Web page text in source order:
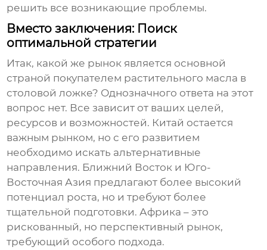
решить все возникающие проблемы.
Вместо заключения: Поиск
оптимальной стратегии
Итак, какой же рынок является основной
страной покупателем растительного масла в
столовой ложке? Однозначного ответа на этот
вопрос нет. Все зависит от ваших целей,
ресурсов и возможностей. Китай остается
важным рынком, но с его развитием
необходимо искать альтернативные
направления. Ближний Восток и Юго-
Восточная Азия предлагают более высокий
потенциал роста, но и требуют более
тщательной подготовки. Африка – это
рискованный, но перспективный рынок,
требующий особого подхода.